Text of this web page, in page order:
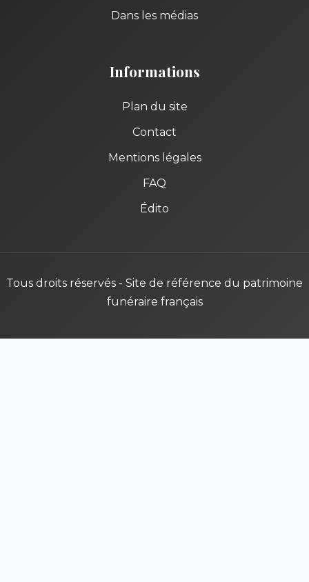
Dans les médias
Informations
Plan du site
Contact
Mentions légales
FAQ
Édito
Tous droits réservés - Site de référence du patrimoine
funéraire français